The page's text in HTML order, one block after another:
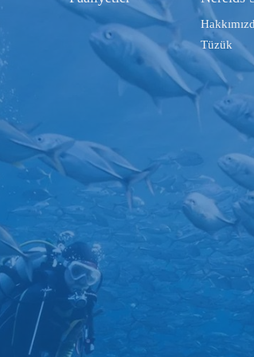
Tüzük